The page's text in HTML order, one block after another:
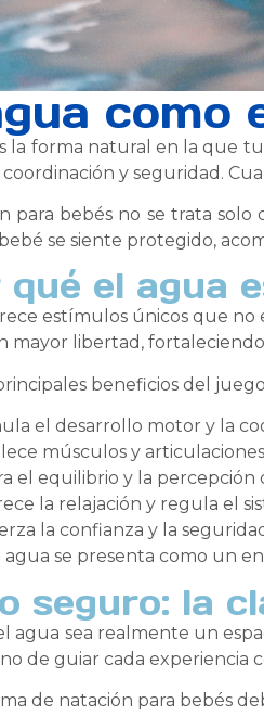
como
la forma natural en la que
coordinación y seguridad.
para bebés no se trata
se siente protegido,
qué el agua
estímulos únicos que
mayor libertad,
beneficios del
el desarrollo motor y la
músculos y
el equilibrio y la percepción
la relajación y regula el
la confianza y la
agua se presenta como un
seguro: la
agua sea realmente un
de guiar cada
de natación para bebés